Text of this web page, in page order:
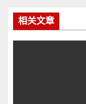
导
航
相关文章